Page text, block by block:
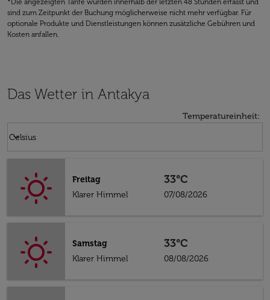
*Die angezeigten Tarife wurden innerhalb der letzten 48 Stunden erfasst und
sind zum Zeitpunkt der Buchung möglicherweise nicht mehr verfügbar. Für
optionale Produkte und Dienstleistungen können zusätzliche Gebühren und
Kosten anfallen.
Das Wetter in Antakya
Temperatureinheit:
Celsius
keyboard_arrow_down
Freitag
Klarer Himmel
33°C
07/08/2026
Samstag
Klarer Himmel
33°C
08/08/2026